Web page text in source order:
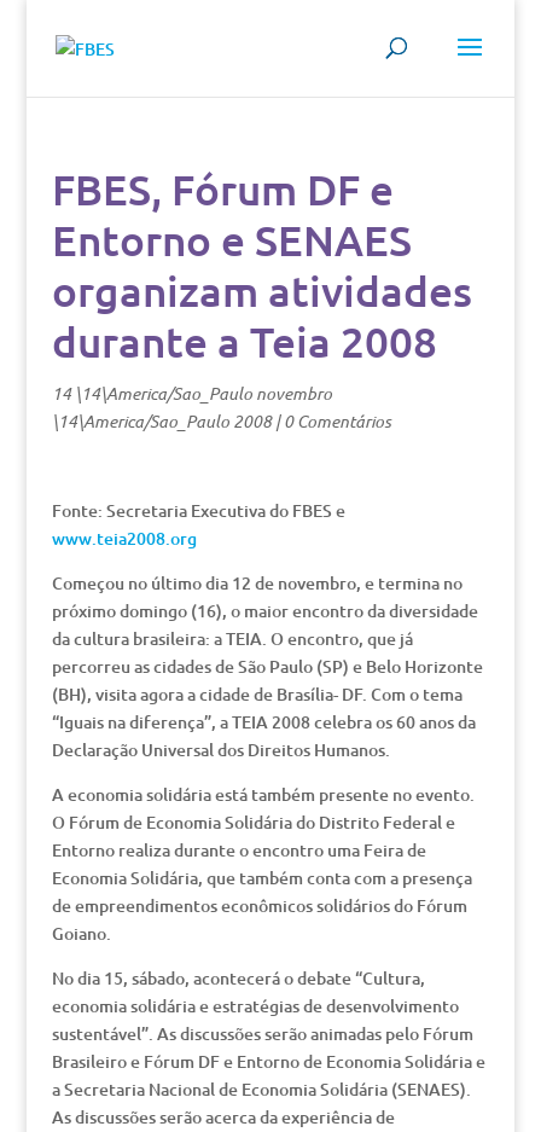
FBES, Fórum DF e
Entorno e SENAES
organizam atividades
durante a Teia 2008
14 \14\America/Sao_Paulo novembro
\14\America/Sao_Paulo 2008|0 Comentários
Fonte: Secretaria Executiva do FBES e
www.teia2008.org
Começou no último dia 12 de novembro, e termina no
próximo domingo (16), o maior encontro da diversidade
da cultura brasileira: a TEIA. O encontro, que já
percorreu as cidades de São Paulo (SP) e Belo Horizonte
(BH), visita agora a cidade de Brasília- DF. Com o tema
“Iguais na diferença”, a TEIA 2008 celebra os 60 anos da
Declaração Universal dos Direitos Humanos.
A economia solidária está também presente no evento.
O Fórum de Economia Solidária do Distrito Federal e
Entorno realiza durante o encontro uma Feira de
Economia Solidária, que também conta com a presença
de empreendimentos econômicos solidários do Fórum
Goiano.
No dia 15, sábado, acontecerá o debate “Cultura,
economia solidária e estratégias de desenvolvimento
sustentável”. As discussões serão animadas pelo Fórum
Brasileiro e Fórum DF e Entorno de Economia Solidária e
a Secretaria Nacional de Economia Solidária (SENAES).
As discussões serão acerca da experiência de